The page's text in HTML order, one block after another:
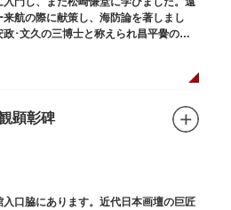
航の際に献策し、海防論を著しまし
･文久の三博士と称えられ昌平黌の教
（1867）に没しました。
顕彰碑
口脇にあります。近代日本画壇の巨匠